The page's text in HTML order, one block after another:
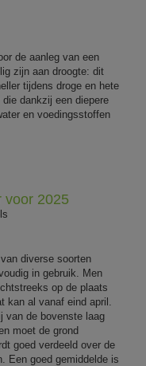
de aanleg van een
zijn aan droogte: dit
tijdens droge en hete
dankzij een diepere
en voedingsstoffen
voor 2025
diverse soorten
in gebruik. Men
op de plaats
kan al vanaf eind april.
van de bovenste laag
moet de grond
goed verdeeld over de
Een goed gemiddelde is